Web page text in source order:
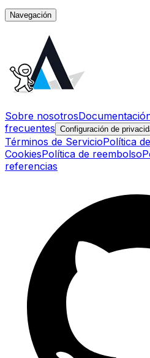
Navegación
Sobre nosotros
frecuentes Configuración de
Términos de ServicioPolítica
CookiesPolítica de reembolso
referencias